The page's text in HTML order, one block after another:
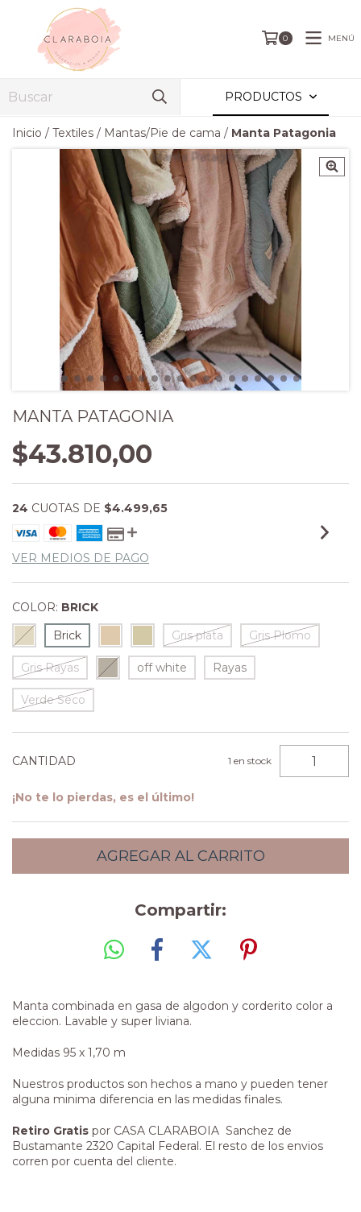
0 MENÚ
PRODUCTOS
Inicio / Textiles / Mantas/Pie de cama / Manta Patagonia
MANTA PATAGONIA
$43.810,00
24 CUOTAS DE $4.499,65
VER MEDIOS DE PAGO
COLOR: BRICK
Brick
Gris plata Gris Plomo
Gris Rayas off white Rayas
Verde Seco
CANTIDAD 1 en stock
¡No te lo pierdas, es el último!
Compartir:
Manta combinada en gasa de algodon y corderito color a
eleccion. Lavable y super liviana.
Medidas 95 x 1,70 m
Nuestros productos son hechos a mano y pueden tener
alguna minima diferencia en las medidas finales.
Retiro Gratis por CASA CLARABOIA Sanchez de
Bustamante 2320 Capital Federal. El resto de los envios
corren por cuenta del cliente.